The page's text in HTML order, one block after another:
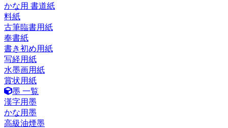
かな用 書道紙
料紙
古筆臨書用紙
奉書紙
書き初め用紙
写経用紙
水墨画用紙
賞状用紙
墨 一覧
漢字用墨
かな用墨
高級油煙墨